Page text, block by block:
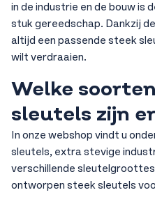
in de industrie en de bouw is
stuk gereedschap. Dankzij
altijd een passende steek
wilt verdraaien.
Welke
sleutels zijn
In onze webshop vindt u
sleutels, extra stevige
verschillende
ontworpen steek sleutels